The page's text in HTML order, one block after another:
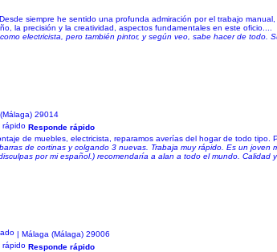
siempre he sentido una profunda admiración por el trabajo
la precisión y la creatividad, aspectos fundamentales en este oficio....
electricista, pero también pintor, y según veo, sabe hacer de todo.
29014
Responde rápido
de muebles, electricista, reparamos averías del hogar de todo tipo.
de cortinas y colgando 3 nuevas. Trabaja muy rápido. Es un joven
por mi español.) recomendaría a alan a todo el mundo.
| Málaga (Málaga) 29006
Responde rápido